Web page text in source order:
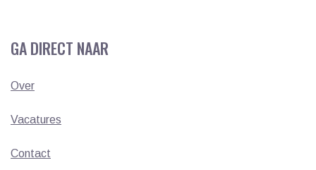
GA DIRECT NAAR
Over
Vacatures
Contact